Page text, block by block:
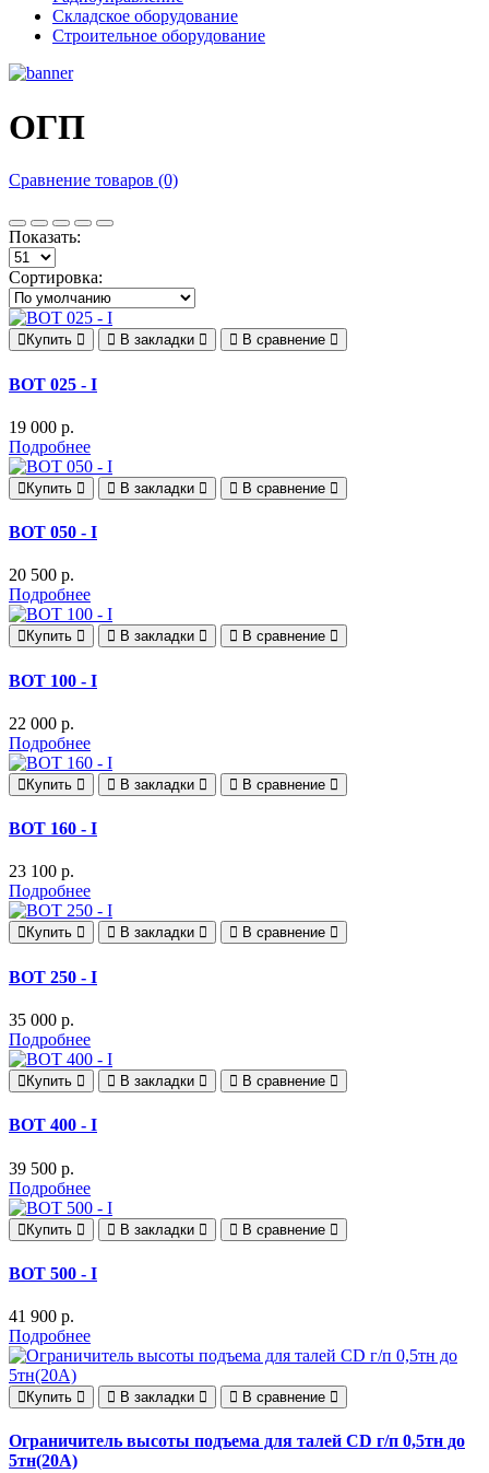
Складское оборудование
Строительное оборудование
ОГП
Сравнение товаров (0)
Показать:
Сортировка:
Купить В закладки В сравнение
ВОТ 025 - I
19 000 р.
Подробнее
Купить В закладки В сравнение
ВОТ 050 - I
20 500 р.
Подробнее
Купить В закладки В сравнение
ВОТ 100 - I
22 000 р.
Подробнее
Купить В закладки В сравнение
ВОТ 160 - I
23 100 р.
Подробнее
Купить В закладки В сравнение
ВОТ 250 - I
35 000 р.
Подробнее
Купить В закладки В сравнение
ВОТ 400 - I
39 500 р.
Подробнее
Купить В закладки В сравнение
ВОТ 500 - I
41 900 р.
Подробнее
Купить В закладки В сравнение
Ограничитель высоты подъема для талей CD г/п 0,5тн до
5тн(20А)